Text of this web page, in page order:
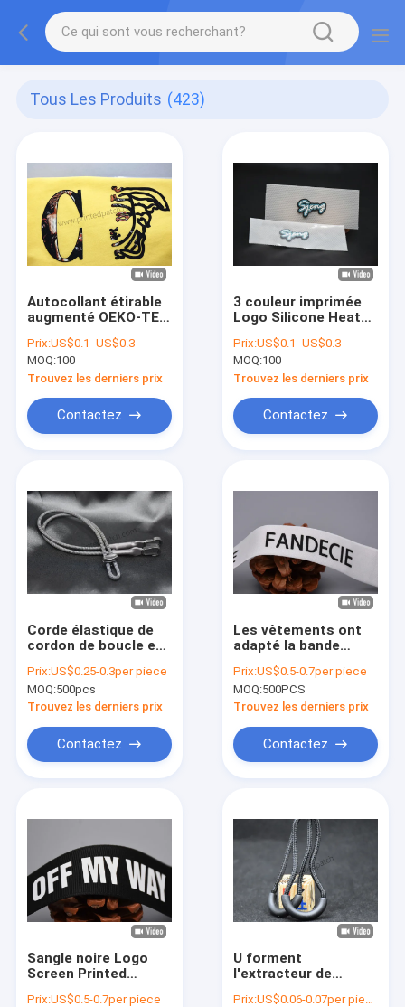
Tous Les Produits (423)
Autocollant étirable
augmenté OEKO-TEX
chaleur de silicone
Prix:US$0.1- US$0.3
MOQ:100
Trouvez les derniers prix
Contactez
3 couleur imprimée
Logo Silicone Heat
l'habillement
Prix:US$0.1- US$0.3
MOQ:100
Trouvez les derniers prix
Contactez
Corde élastique de
cordon de boucle en
Matte pour le
pantalon de
survêtement
Prix:US$0.25-0.3per piece
MOQ:500pcs
Trouvez les derniers prix
Contactez
Les vêtements ont
adapté la bande
besoins du client
imprimée avec Matte
Black Logo
Prix:US$0.5-0.7per piece
MOQ:500PCS
Trouvez les derniers prix
Contactez
Sangle noire Logo
Screen Printed
Prix:US$0.5-0.7per piece
U forment
l'extracteur de
Prix:US$0.06-0.07per piece